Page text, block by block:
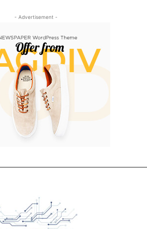
- Advertisement -